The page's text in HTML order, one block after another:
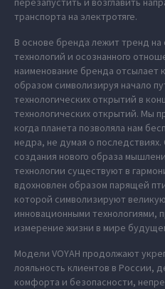
транспорта на электротяге.
В основе бренда лежит тренд
технологий и осознанного
наименование бренда отсылает
образом символизируя начало
технологических открытий в
технологических открытий. Мы
когда планета позволяла нам
недра, не думая о
создания нового образа
технологии существуют в
вдохновлен образом парящей
которой символизируют
инновационными технологиями,
измерение жизни в мире
Модели VOYAH продолжают
лояльность клиентов в России,
комфорта и безопасности,